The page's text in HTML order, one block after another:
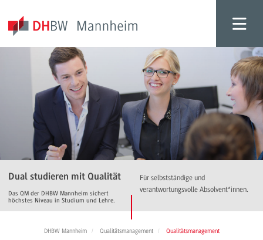
Dual studieren mit Qualität
Das QM der DHBW Mannheim sichert
höchstes Niveau in Studium und Lehre.
Für selbstständige und
verantwortungsvolle Absolvent*innen.
DHBW Mannheim Qualitätsmanagement Qualitätsmanagement